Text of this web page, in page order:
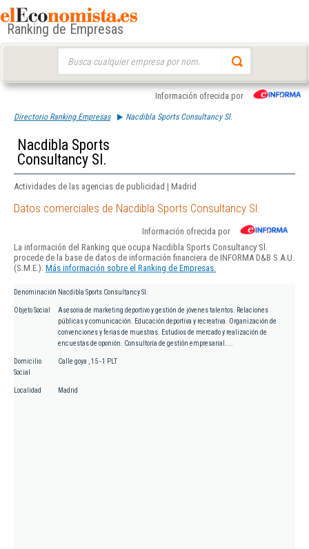
Ranking de Empresas
Información ofrecida por
Directorio Ranking Empresas Nacdibla Sports Consultancy Sl.
Nacdibla Sports
Consultancy Sl.
Actividades de las agencias de publicidad | Madrid
Datos comerciales de Nacdibla Sports Consultancy Sl.
Información ofrecida por
La información del Ranking que ocupa Nacdibla Sports Consultancy Sl.
procede de la base de datos de información financiera de INFORMA D&B S.A.U.
(S.M.E.). Más información sobre el Ranking de Empresas.
Denominación Nacdibla Sports Consultancy Sl.
Objeto Social
Asesoria de marketing deportivo y gestión de jóvenes talentos. Relaciones
públicas y comunicación. Educación deportiva y recreativa. Organización de
convenciones y ferias de muestras. Estudios de mercado y realización de
encuestas de oponión. Consultoría de gestión empresarial....
Domicilio
Social
Calle goya , 15 - 1 PLT
Localidad Madrid